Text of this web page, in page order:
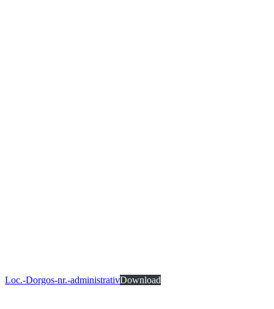
Loc.-Dorgos-nr.-administrativDownload